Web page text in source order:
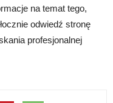
na temat tego,
odwiedź stronę
profesjonalnej